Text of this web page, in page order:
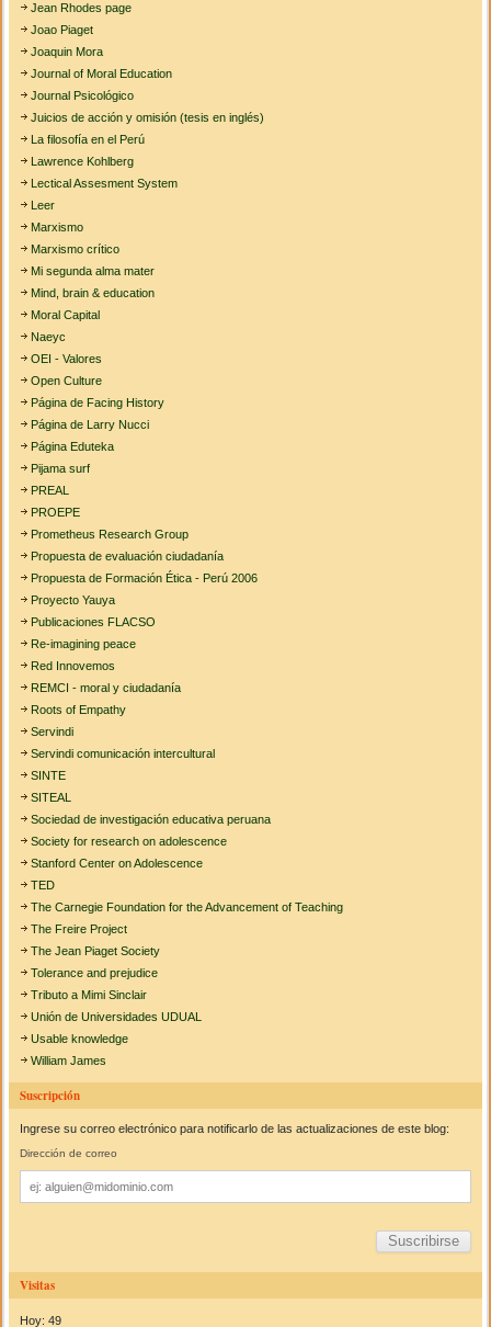
Jean Rhodes page
Joao Piaget
Joaquin Mora
Journal of Moral Education
Journal Psicológico
Juicios de acción y omisión (tesis en inglés)
La filosofía en el Perú
Lawrence Kohlberg
Lectical Assesment System
Leer
Marxismo
Marxismo crítico
Mi segunda alma mater
Mind, brain & education
Moral Capital
Naeyc
OEI - Valores
Open Culture
Página de Facing History
Página de Larry Nucci
Página Eduteka
Pijama surf
PREAL
PROEPE
Prometheus Research Group
Propuesta de evaluación ciudadanía
Propuesta de Formación Ética - Perú 2006
Proyecto Yauya
Publicaciones FLACSO
Re-imagining peace
Red Innovemos
REMCI - moral y ciudadanía
Roots of Empathy
Servindi
Servindi comunicación intercultural
SINTE
SITEAL
Sociedad de investigación educativa peruana
Society for research on adolescence
Stanford Center on Adolescence
TED
The Carnegie Foundation for the Advancement of Teaching
The Freire Project
The Jean Piaget Society
Tolerance and prejudice
Tributo a Mimi Sinclair
Unión de Universidades UDUAL
Usable knowledge
William James
Suscripción
Ingrese su correo electrónico para notificarlo de las actualizaciones de este blog:
Dirección de correo
Dirección
de
correo
Visitas
Hoy: 49